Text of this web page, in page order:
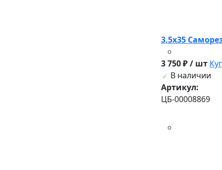
3,5х35
3 750 ₽ / шт
В наличии
Артикул:
ЦБ-00008869